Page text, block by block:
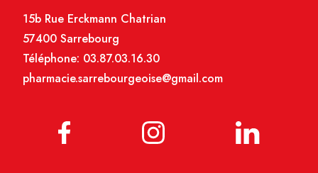
15b Rue Erckmann Chatrian
57400 Sarrebourg
Téléphone: 03.87.03.16.30
pharmacie.sarrebourgeoise@gmail.com